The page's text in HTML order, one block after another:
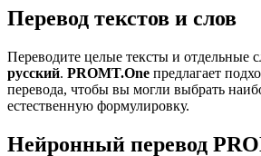
Перевод текстов и слов
Переводите целые тексты и отдельные
русский. PROMT.One предлагает
перевода, чтобы вы могли выбрать
естественную формулировку.
Нейронный перевод